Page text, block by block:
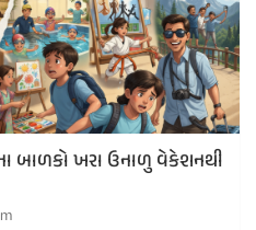
બાળકો ખરા ઉનાળુ વેકેશનથી